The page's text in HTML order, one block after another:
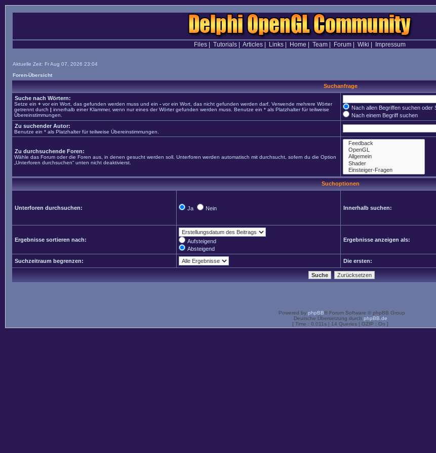
Files| Tutorials| Articles| Links| Home Team| Forum| Wiki Impressum
Aktuelle Zeit: Fr Aug 07, 2026 23:04
Foren-Übersicht
Suchanfrage
Suche nach Wörtern:
Setze ein + vor ein Wort, das gefunden werden muss und ein - vor ein Wort, das nicht gefunden werden darf. Verwende mehrere Wörter
getrennt durch | innerhalb einer Klammer, wenn nur eines der Wörter gefunden werden muss. Benutze ein * als Platzhalter für teilweise
Übereinstimmungen.
Nach allen Begriffen suchen oder
Nach einem Begriff suchen
Zu suchender Autor:
Benutze ein * als Platzhalter für teilweise Übereinstimmungen.
Zu durchsuchende Foren:
Wähle das Forum oder die Foren aus, in denen gesucht werden soll. Unterforen werden automatisch mit durchsucht, sofern du die Option
„Unterforen durchsuchen“ unten nicht deaktivierst.
Suchoptionen
Unterforen durchsuchen: Ja Nein Innerhalb suchen:
Ergebnisse sortieren nach:
Aufsteigend
Absteigend
Ergebnisse anzeigen als:
Suchzeitraum begrenzen: Die ersten:
Powered by phpBB® Forum Software © phpBB Group
Deutsche Übersetzung durch phpBB.de
[ Time : 0.011s | 14 Queries | GZIP : On ]